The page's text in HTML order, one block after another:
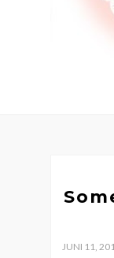
JUNI 11,